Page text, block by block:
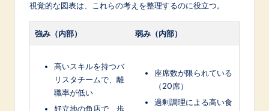
視覚的な図表は、これらの考えを整理するのに役立つ。
強み（内部） 弱み（内部）
高いスキルを持つバ
リスタチームで、離
職率が低い
好立地の角店で、歩
座席数が限られている
（20席）
過剰調理による高い食